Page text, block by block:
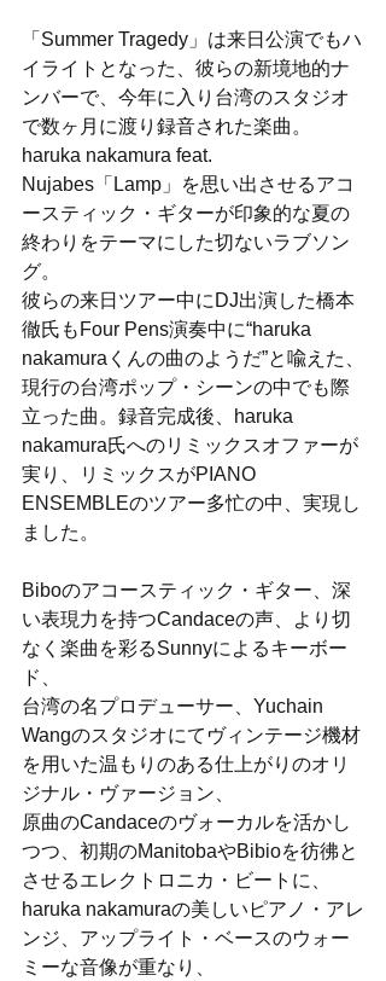
「Summer Tragedy」は来日公演でもハ
イライトとなった、彼らの新境地的ナ
ンバーで、今年に入り台湾のスタジオ
で数ヶ月に渡り録音された楽曲。
haruka nakamura feat.
Nujabes「Lamp」を思い出させるアコ
ースティック・ギターが印象的な夏の
終わりをテーマにした切ないラブソン
グ。
彼らの来日ツアー中にDJ出演した橋本
徹氏もFour Pens演奏中に“haruka
nakamuraくんの曲のようだ”と喩えた、
現行の台湾ポップ・シーンの中でも際
立った曲。録音完成後、haruka
nakamura氏へのリミックスオファーが
実り、リミックスがPIANO
ENSEMBLEのツアー多忙の中、実現し
ました。
Biboのアコースティック・ギター、深
い表現力を持つCandaceの声、より切
なく楽曲を彩るSunnyによるキーボー
ド、
台湾の名プロデューサー、Yuchain
Wangのスタジオにてヴィンテージ機材
を用いた温もりのある仕上がりのオリ
ジナル・ヴァージョン、
原曲のCandaceのヴォーカルを活かし
つつ、初期のManitobaやBibioを彷彿と
させるエレクトロニカ・ビートに、
haruka nakamuraの美しいピアノ・アレ
ンジ、アップライト・ベースのウォー
ミーな音像が重なり、